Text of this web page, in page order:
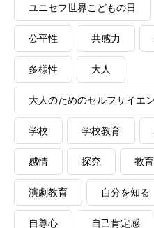
ユニセフ世界こどもの日
公平性 共感力
多様性 大人
大人のためのセルフサイエ
学校 学校教育
感情 探究 教育
演劇教育 自分を知る
自尊心 自己肯定感